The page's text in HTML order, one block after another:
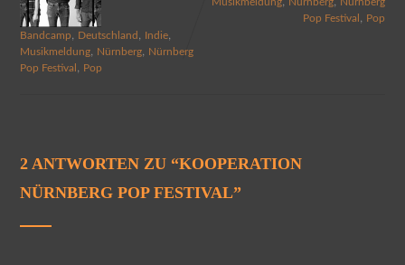
Bandcamp Deutschland Indie,
Musikmeldung, Nürnberg,
Nürnberg
Pop Festival
Pop
Pop Festival
Pop
2 ANTWORTEN ZU “KOOPERATION
NÜRNBERG POP FESTIVAL”